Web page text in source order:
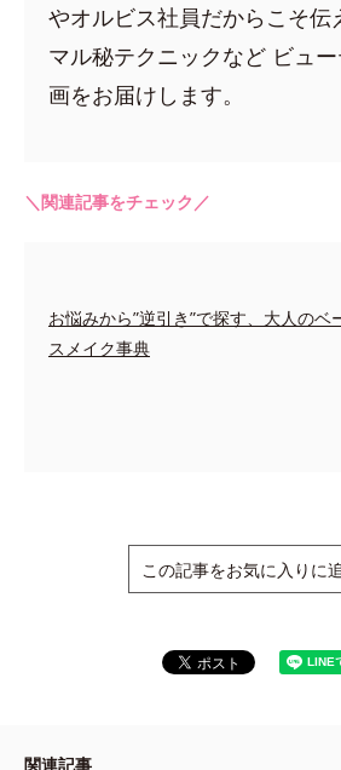
やオルビス社員だからこそ伝
マル秘テクニックなど ビュ
画をお届けします。
＼関連記事をチェック／
お悩みから”逆引き”で探す、大人のベ
スメイク事典
この記事をお気に入りに
関連記事